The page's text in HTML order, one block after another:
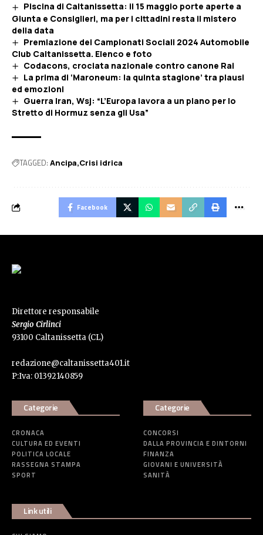
Piscina di Caltanissetta: il 15 maggio porte aperte a
Giunta e Consiglieri, ma per i cittadini resta il mistero
della data
Premiazione dei Campionati Sociali 2024 Automobile
Club Caltanissetta. Elenco e foto
Codacons, crociata nazionale contro canone Rai
La prima di ‘Maroneum: la quinta stagione’ tra plausi
ed emozioni
Guerra Iran, Wsj: “L’Europa lavora a un piano per lo
Stretto di Hormuz senza gli Usa”
TAGGED: Ancipa Crisi idrica
Facebook
Direttore responsabile
Sergio Cirlinci
93100 Caltanissetta (CL)
redazione@caltanissetta401.it
P:Iva: 01392140859
Categorie
CRONACA
CULTURA ED EVENTI
POLITICA LOCALE
RASSEGNA STAMPA
SPORT
Categorie
CONCORSI
DALLA PROVINCIA E DINTORNI
FINANZA
GIOVANI E UNIVERSITÀ
SANITÀ
Link utili